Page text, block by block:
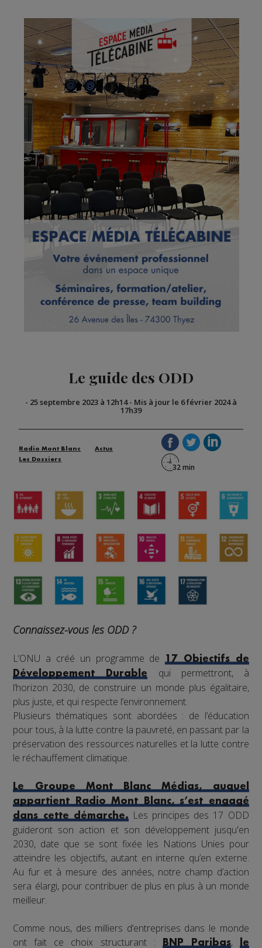
Le guide des ODD
- 25 septembre 2023 à 12h14- Mis à jour le 6 février 2024 à
17h39
Radio Mont Blanc
Actus
Les Dossiers
Connaissez-vous les ODD ?
L’ONU a créé un programme de17 Objectifs de
Développement Durable
qui permettront, à
l’horizon 2030, de construire un monde plus égalitaire,
plus juste, et qui respecte l’environnement.
Plusieurs thématiques sont abordées : de l’éducation
pour tous, à la lutte contre la pauvreté, en passant par la
préservation des ressources naturelles et la lutte contre
le réchauffement climatique.
Le Groupe Mont Blanc Médias, auquel
appartient Radio Mont Blanc, s’est engagé
dans cette démarche.Les principes des 17 ODD
guideront son action et son développement jusqu'en
2030, date que se sont fixée les Nations Unies pour
atteindre les objectifs, autant en interne qu’en externe.
Au fur et à mesure des années, notre champ d’action
sera élargi, pour contribuer de plus en plus à un monde
meilleur.
Comme nous, des milliers d’entreprises dans le monde
ont fait ce choix structurant :
BNP Paribas, le